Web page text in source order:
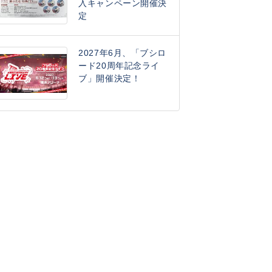
入キャンペーン開催決
定
2027年6月、「ブシロ
ード20周年記念ライ
ブ」開催決定！